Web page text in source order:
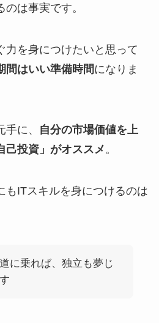
は事実です。
力を身につけたいと思って
間はいい準備時間になりま
に、
自分の市場価値を上
己投資」がオススメ。
もITスキルを身につけるのは
に乗れば、独立も夢じ